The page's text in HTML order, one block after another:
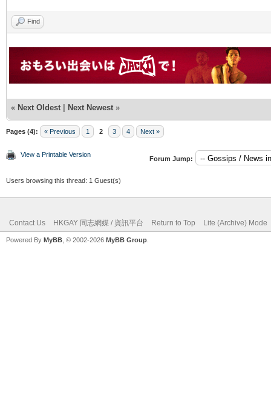
Find
« Next Oldest | Next Newest »
Pages (4): « Previous 1 2 3 4 Next »
View a Printable Version
Forum Jump:
Users browsing this thread: 1 Guest(s)
Contact Us HKGAY 同志網媒 / 資訊平台 Return to Top Lite (Archive) Mode
Powered By MyBB , © 2002-2026 MyBB Group